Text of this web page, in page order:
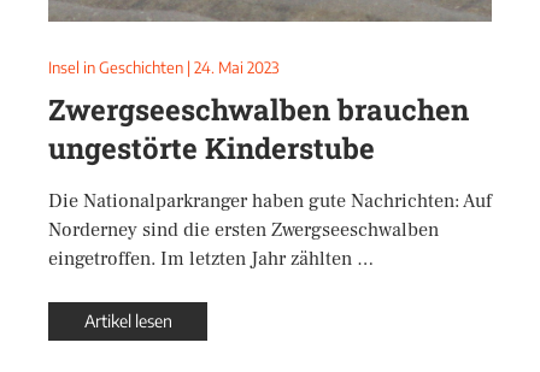
Insel in Geschichten | 24. Mai 2023
Zwergseeschwalben brauchen
ungestörte Kinderstube
Die Nationalparkranger haben gute Nachrichten: Auf
Norderney sind die ersten Zwergseeschwalben
eingetroffen. Im letzten Jahr zählten …
Artikel lesen